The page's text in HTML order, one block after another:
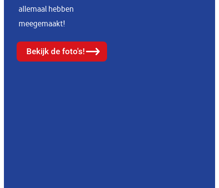
allemaal hebben
meegemaakt!
Bekijk de foto's!